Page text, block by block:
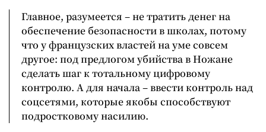
Главное, разумеется – не тратить денег на
обеспечение безопасности в школах, потому
что у французских властей на уме совсем
другое: под предлогом убийства в Ножане
сделать шаг к тотальному цифровому
контролю. А для начала – ввести контроль над
соцсетями, которые якобы способствуют
подростковому насилию.